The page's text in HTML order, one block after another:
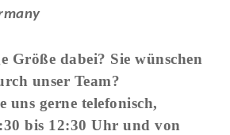
Größe dabei? Sie wünschen
unser Team?
uns gerne telefonisch,
bis 12:30 Uhr und von